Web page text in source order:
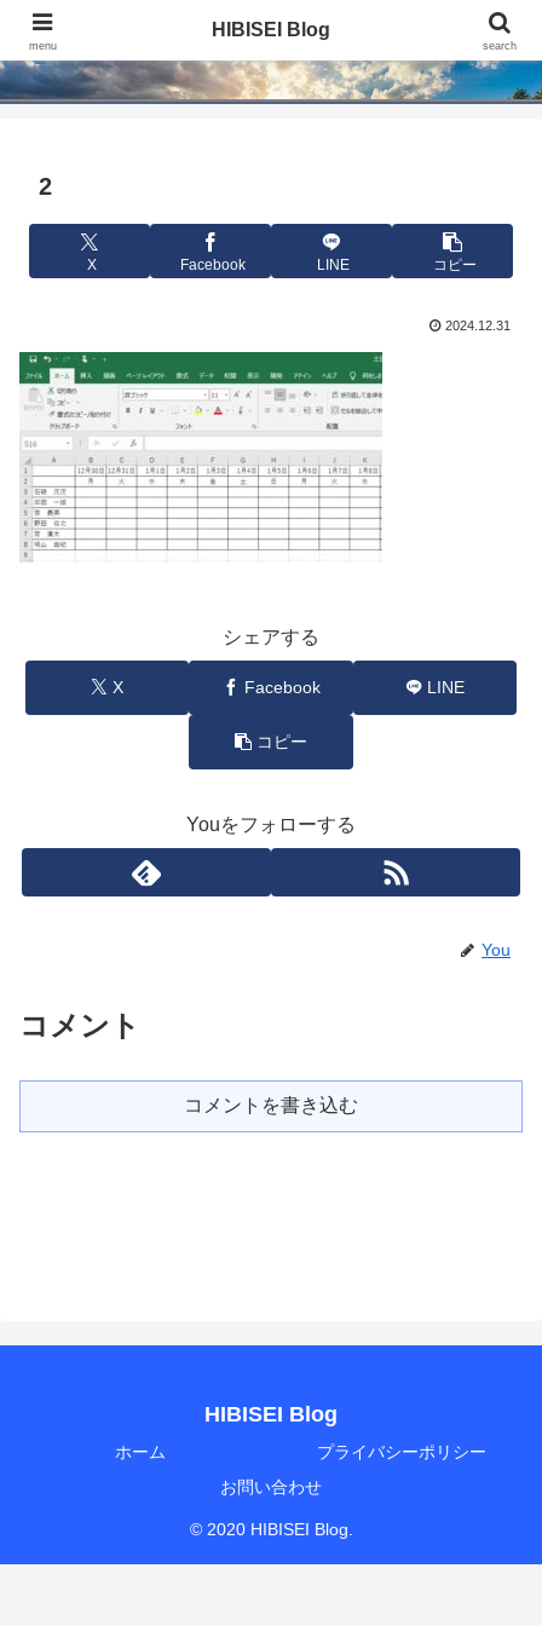
HIBISEI Blog
2
X Facebook LINE コピー
2024.12.31
シェアする
X Facebook LINE
コピー
Youをフォローする
You
コメント
コメントを書き込む
HIBISEI Blog
ホーム
プライバシーポリシー
お問い合わせ
© 2020 HIBISEI Blog.
menu
HIBISEI Blog
search